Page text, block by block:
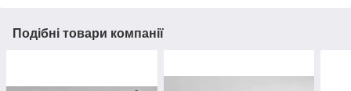
Подібні товари компанії